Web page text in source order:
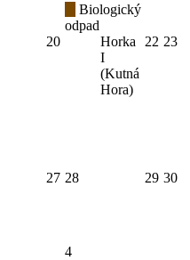
20
Biologický
odpad
Horka
I
(Kutná
Hora)
22 23
27 28 29 30
4